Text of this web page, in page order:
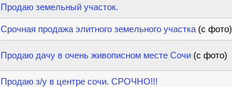
Продаю земельный участок.
Срочная продажа элитного земельного участка (с фото)
Продаю дачу в очень живописном месте Сочи (с фото)
Продаю з/у в центре сочи. СРОЧНО!!!